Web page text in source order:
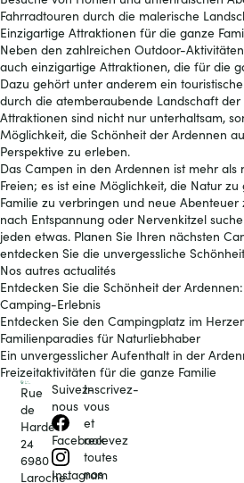
Fahrradtouren durch die malerische
Einzigartige Attraktionen für die ganze
Neben den zahlreichen Outdoor-
auch einzigartige Attraktionen, die für die
Dazu gehört unter anderem ein
durch die atemberaubende Landschaft der
Attraktionen sind nicht nur unterhaltsam,
Möglichkeit, die Schönheit der Ardennen
Perspektive zu erleben.
Das Campen in den Ardennen ist mehr
Freien; es ist eine Möglichkeit, die Natur
Familie zu verbringen und neue Abenteuer
nach Entspannung oder Nervenkitzel
jeden etwas. Planen Sie Ihren nächsten
entdecken Sie die unvergessliche
Nos autres actualités
Entdecken Sie die Schönheit der
Camping-Erlebnis
Entdecken Sie den Campingplatz im
Familienparadies für Naturliebhaber
Ein unvergesslicher Aufenthalt in der
Freizeitaktivitäten für die ganze Familie
Rue
de
Hardé
24
6980
Laroche-
Suivez-
nous
Facebook
Instagram
Inscrivez-
vous
et
recevez
toutes
nos